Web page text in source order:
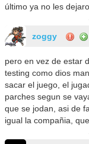
último ya no les
zoggy
pero en vez de estar
testing como dios
sacar el juego, el
parches segun se
que se jodan, asi de
igual la compañia,